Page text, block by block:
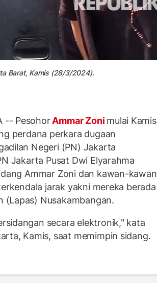
Barat, Kamis (28/3/2024).
-- PesohorAmmar Zoni mulai Kamis
perdana perkara dugaan
Negeri (PN) Jakarta
Jakarta Pusat Dwi Elyarahma
Ammar Zoni dan kawan-kawan
jarak yakni mereka berada
(Lapas) Nusakambangan.
secara elektronik," kata
Kamis, saat memimpin sidang.